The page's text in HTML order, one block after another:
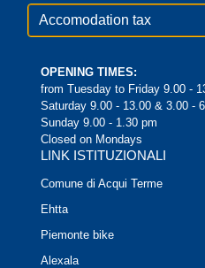
Accomodation tax
OPENING TIMES:
from Tuesday to Friday 9.00 -
Saturday 9.00 - 13.00 & 3.00 -
Sunday 9.00 - 1.30 pm
Closed on Mondays
LINK ISTITUZIONALI
Comune di Acqui Terme
Ehtta
Piemonte bike
Alexala